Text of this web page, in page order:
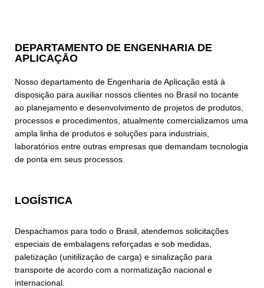
DEPARTAMENTO DE ENGENHARIA DE
APLICAÇĀO
Nosso departamento de Engenharia de Aplicação está à
disposição para auxiliar nossos clientes no Brasil no tocante
ao planejamento e desenvolvimento de projetos de produtos,
processos e procedimentos, atualmente comercializamos uma
ampla linha de produtos e soluções para industriais,
laboratórios entre outras empresas que demandam tecnologia
de ponta em seus processos.
LOGÍSTICA
Despachamos para todo o Brasil, atendemos solicitações
especiais de embalagens reforçadas e sob medidas,
paletizaçāo (unitilizaçāo de carga) e sinalização para
transporte de acordo com a normatização nacional e
internacional.